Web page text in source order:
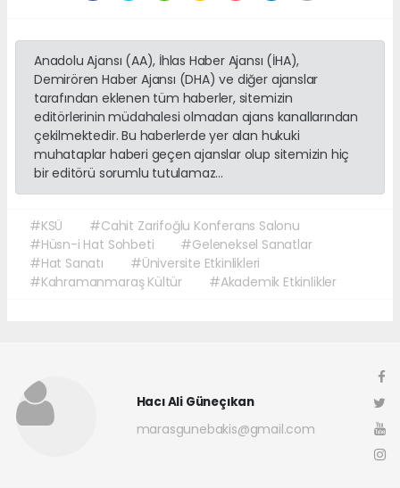
Anadolu Ajansı (AA), İhlas Haber Ajansı (İHA),
Demirören Haber Ajansı (DHA) ve diğer ajanslar
tarafından eklenen tüm haberler, sitemizin
editörlerinin müdahalesi olmadan ajans kanallarından
çekilmektedir. Bu haberlerde yer alan hukuki
muhataplar haberi geçen ajanslar olup sitemizin hiç
bir editörü sorumlu tutulamaz...
#KSÜ
#Cahit Zarifoğlu Konferans Salonu
#Hüsn-i Hat Sohbeti
#Geleneksel Sanatlar
#Hat Sanatı
#Üniversite Etkinlikleri
#Kahramanmaraş Kültür
#Akademik Etkinlikler
Hacı Ali Güneçıkan
marasgunebakis@gmail.com